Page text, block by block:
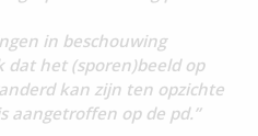
in beschouwing
het (sporen)beeld op
kan zijn ten opzichte
aangetroffen op de pd.”